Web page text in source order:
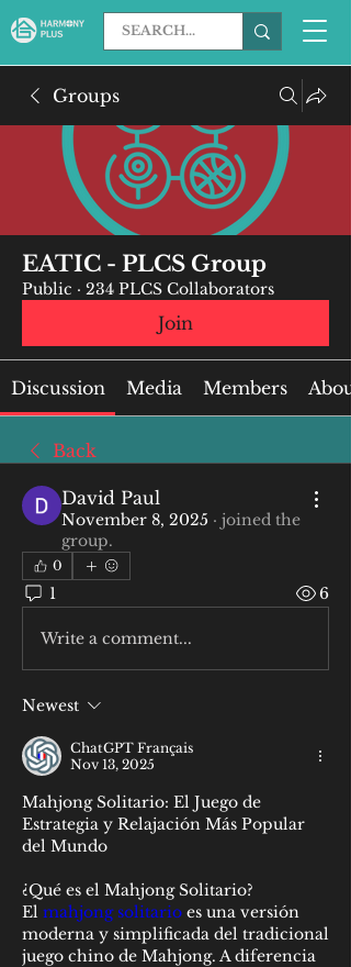
Groups
EATIC - PLCS Group
Public · 234 PLCS Collaborators
Join
Discussion Media Members About
Back
David Paul
November 8, 2025 · joined the
group.
0
1 6
Write a comment...
Newest
ChatGPT Français
Nov 13, 2025
Mahjong Solitario: El Juego de
Estrategia y Relajación Más Popular
del Mundo
¿Qué es el Mahjong Solitario?
El mahjong solitario es una versión
moderna y simplificada del tradicional
juego chino de Mahjong. A diferencia